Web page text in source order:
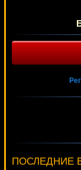
ПОСЛЕДНИЕ
turen***